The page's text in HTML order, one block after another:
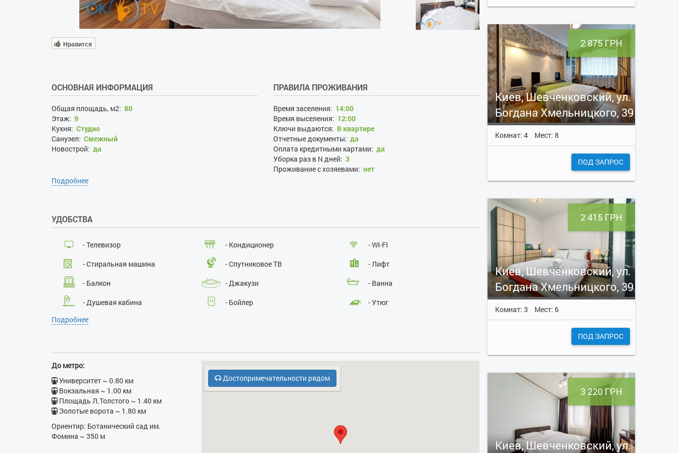
Нравится
ОСНОВНАЯ ИНФОРМАЦИЯ
Общая площадь, м2: 80
Этаж: 9
Кухня: Студио
Санузел: Смежный
Новострой: да
ПРАВИЛА ПРОЖИВАНИЯ
Время заселения: 14:00
Время выселения: 12:00
Ключи выдаются: В квартире
Отчетные документы: да
Оплата кредитными картами: да
Уборка раз в N дней: 3
Проживание с хозяевами: нет
Курение:нет
Проведение массовых мероприятий:
Подробнее
УДОБСТВА
- Телевизор - Кондиционер
- WI-FI
- Стиральная машина
- Спутниковое ТВ
- Лифт
- Балкон
- Джакузи
- Ванна
- Душевая кабина
- Бойлер
- Утюг
- Фен
- Холодильник
Подробнее
До метро:
Университет ~ 0.80 км
Вокзальная ~ 1.00 км
Площадь Л.Толстого ~ 1.40 км
Золотые ворота ~ 1.80 км
Ориентир: Ботанический сад им.
Фомина ~ 350 м
Достопримечательности рядом
2 875 ГРН
Киев, Шевченковский, ул.
Богдана Хмельницкого, 39
Комнат: 4 Мест: 8
ПОД ЗАПРОС
2 415 ГРН
Киев, Шевченковский, ул.
Богдана Хмельницкого, 39
Комнат: 3 Мест: 6
ПОД ЗАПРОС
3 220 ГРН
Киев, Шевченковский, ул.